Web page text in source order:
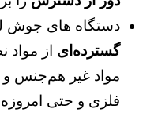
دستگاه‌ های جوش
گسترده‌ای از مواد
مواد غیر هم‌جنس و
فلزی و حتی امروزه